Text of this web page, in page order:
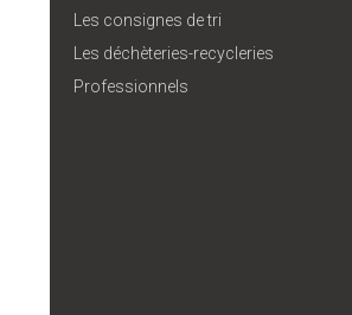
Les consignes de tri
Les déchèteries-recycleries
Professionnels